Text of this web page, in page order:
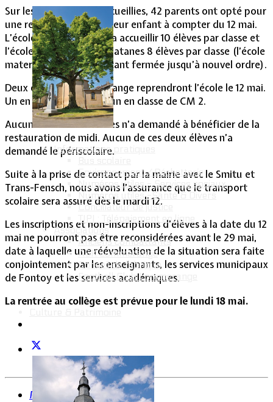
Informations pratiques
Environnement / Déchetterie
Numéros utiles - Services sociaux
Numéros utiles -Santé & Divers
Conciliateur de justice
TIPI : Télépaiement en ligne
Associations
Anciens combattants
ASK Lommerange
Conseil de fabrique
Football Club Lommerange
Sur les 240 réponses recueillies, 42 parents ont opté pour
une re-scolarisation de leur enfant à compter du 12 mai.
L’école du Centre pourra accueillir 10 élèves par classe et
l’école maternelle des Platanes 8 élèves par classe (l’école
maternelle des Lilas restant fermée jusqu’à nouvel ordre).
Deux élèves de Lommerange reprendront l’école le 12 mai.
Un en classe de CE 2 et un en classe de CM 2.
Aucun de ces deux élèves n’a demandé à bénéficier de la
restauration de midi. Aucun de ces deux élèves n’a
demandé le périscolaire.
Suite à la prise de contact par la mairie avec le Smitu et
Trans-Fensch, nous avons l’assurance que le transport
scolaire sera assuré dès le mardi 12.
Les inscriptions et non-inscriptions d’élèves à la date du 12
mai ne pourront pas être reconsidérées avant le 29 mai,
date à laquelle une réévaluation de la situation sera faite
conjointement par les enseignants, les services municipaux
de Fontoy et les services académiques.
La rentrée au collège est prévue pour le lundi 18 mai.
Précédent